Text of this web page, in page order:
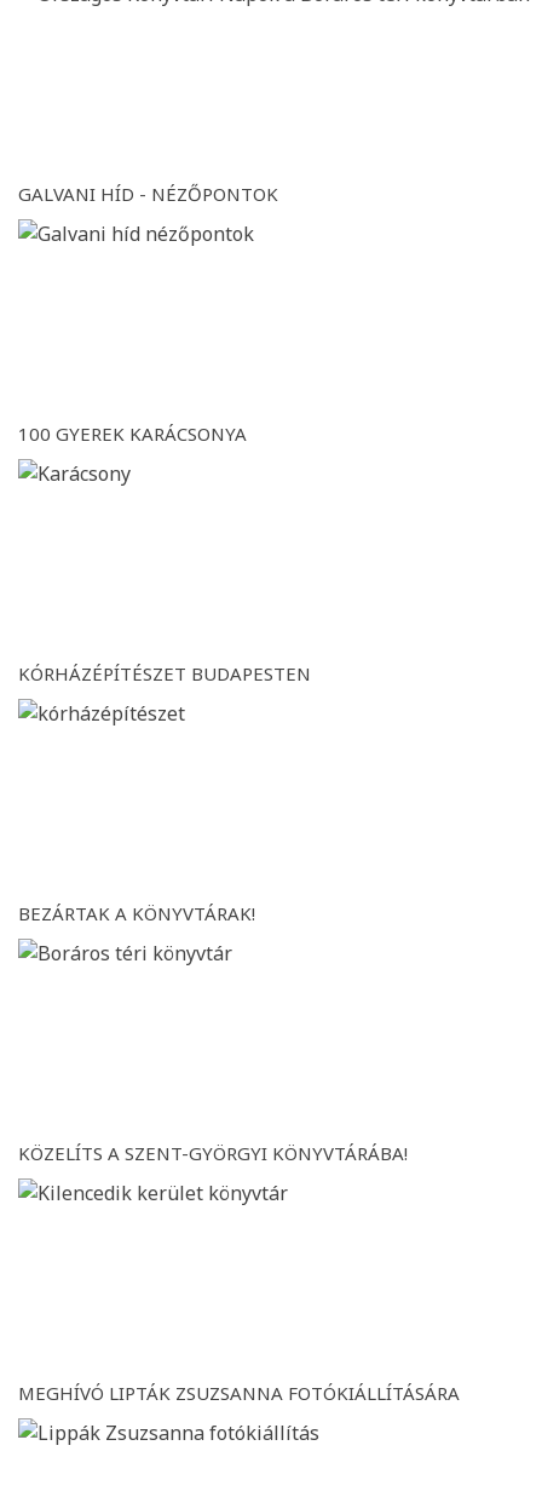
GALVANI HÍD - NÉZŐPONTOK
100 GYEREK KARÁCSONYA
KÓRHÁZÉPÍTÉSZET BUDAPESTEN
BEZÁRTAK A KÖNYVTÁRAK!
KÖZELÍTS A SZENT-GYÖRGYI KÖNYVTÁRÁBA!
MEGHÍVÓ LIPTÁK ZSUZSANNA FOTÓKIÁLLÍTÁSÁRA